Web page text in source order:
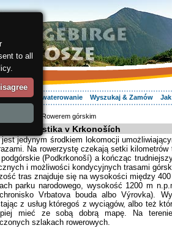
urlop Zakwaterowanie Wyszukaj & Zamów
> Rowerem górskim
cyklistika v Krkonoších
jest jedynym środkiem lokomocji
Na rowerzystę czekają setki
(Podkrkonoší) a kończąc
i możliwości kondycyjnych trasami
tras znajduje się na wysokości między
parku narodowego, wysokość 1200 m
Vrbatova bouda albo Výrovka).
z usług któregoś z wyciągów, albo też
mieć ze sobą dobrą mapę. Na
szlakach rowerowych.
to all